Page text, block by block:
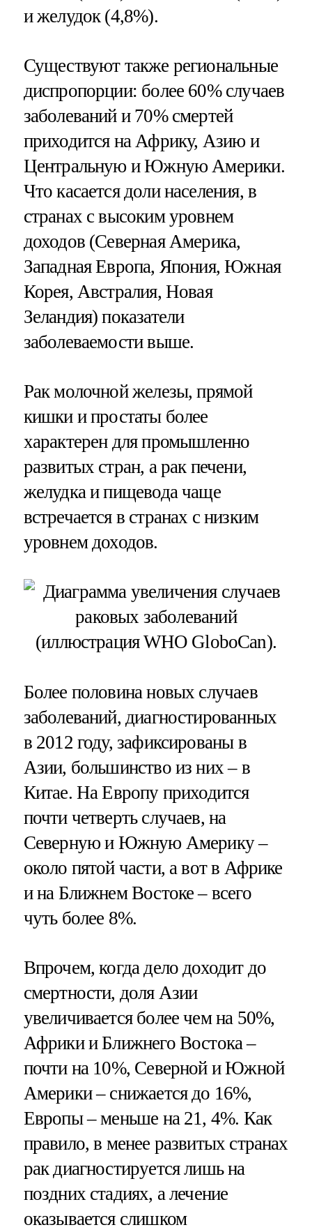
и желудок (4,8%).
Существуют также региональные
диспропорции: более 60% случаев
заболеваний и 70% смертей
приходится на Африку, Азию и
Центральную и Южную Америки.
Что касается доли населения, в
странах с высоким уровнем
доходов (Северная Америка,
Западная Европа, Япония, Южная
Корея, Австралия, Новая
Зеландия) показатели
заболеваемости выше.
Рак молочной железы, прямой
кишки и простаты более
характерен для промышленно
развитых стран, а рак печени,
желудка и пищевода чаще
встречается в странах с низким
уровнем доходов.
Более половина новых случаев
заболеваний, диагностированных
в 2012 году, зафиксированы в
Азии, большинство из них – в
Китае. На Европу приходится
почти четверть случаев, на
Северную и Южную Америку –
около пятой части, а вот в Африке
и на Ближнем Востоке – всего
чуть более 8%.
Впрочем, когда дело доходит до
смертности, доля Азии
увеличивается более чем на 50%,
Африки и Ближнего Востока –
почти на 10%, Северной и Южной
Америки – снижается до 16%,
Европы – меньше на 21, 4%. Как
правило, в менее развитых странах
рак диагностируется лишь на
поздних стадиях, а лечение
оказывается слишком